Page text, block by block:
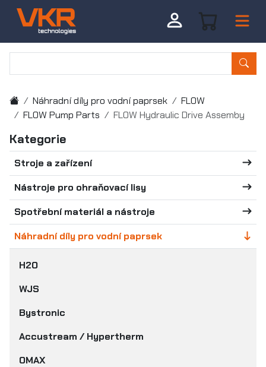
Náhradní díly pro vodní paprsek
FLOW
FLOW Pump Parts
FLOW Hydraulic Drive Assemby
Kategorie
Stroje a zařízení
Nástroje pro ohraňovací lisy
Spotřební materiál a nástroje
Náhradní díly pro vodní paprsek
H2O
WJS
Bystronic
Accustream / Hypertherm
OMAX